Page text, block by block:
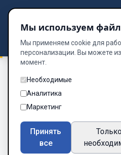
DzenWay
Мы используем
Мы применяем cookie для
персонализации. Вы можете
момент.
Необходимые
Аналитика
Маркетинг
Принять
все